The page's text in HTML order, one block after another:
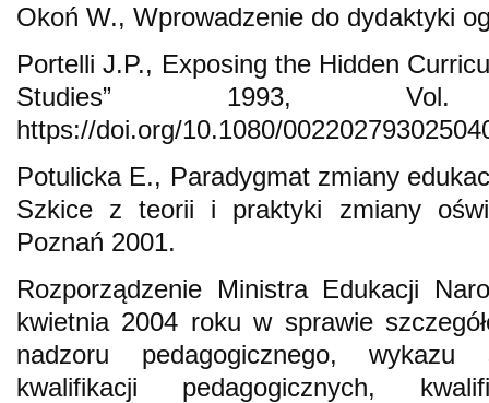
Okoń W., Wprowadzenie do dydaktyki
Portelli J.P., Exposing the Hidden
Studies” 1993,
https://doi.org/10.1080/
Potulicka E., Paradygmat zmiany
Szkice z teorii i praktyki zmiany
Poznań 2001.
Rozporządzenie Ministra Edukacji
kwietnia 2004 roku w sprawie
nadzoru pedagogicznego, wykazu
kwalifikacji pedagogicznych,